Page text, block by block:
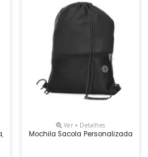
Medidas 350 X 540 X 245 Mm, Material
Ver + Detalhes
Mochila Sacola Personalizada,